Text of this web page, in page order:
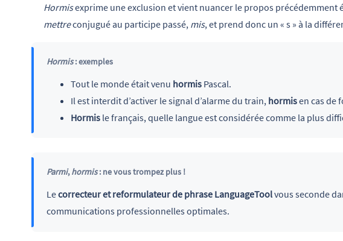
Hormisexprime une exclusion et vient nuancer le propos précédemment
mettreconjugué au participe passé, mis, et prend donc un « s » à la
Hormis: exemples
Tout le monde était venu hormisPascal.
Il est interdit d’activer le signal d’alarme du train, hormisen cas de
Hormisle français, quelle langue est considérée comme la plus
Parmi,hormis: ne vous trompez plus !
Lecorrecteur et reformulateur de phrase LanguageToolvous seconde
communications professionnelles optimales.